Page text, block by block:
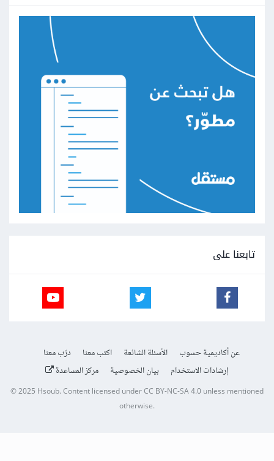
تابعنا على
عن أكاديمية حسوب الأسئلة الشائعة اكتب معنا
درّب معنا
إرشادات الاستخدام
بيان الخصوصية مركز المساعدة
© 2025 Hsoub.Content licensed underCC BY-NC-SA 4.0unless mentioned
otherwise.